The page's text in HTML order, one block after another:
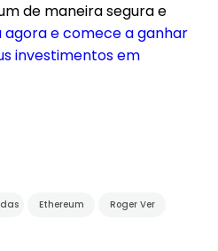
de maneira segura e
agora e comece a ganhar
investimentos em
Ethereum Roger Ver